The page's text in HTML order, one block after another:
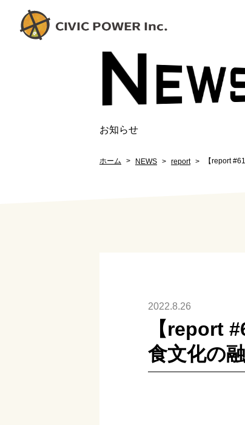
N
お知らせ
ホーム NEWS report 【report
2022.8.26
【report
食文化の